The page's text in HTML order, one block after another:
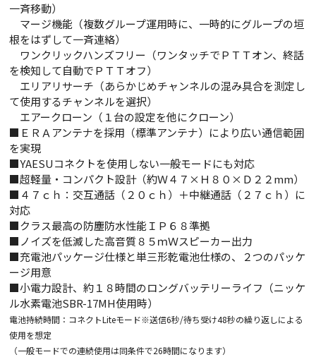
一斉移動）
マージ機能（複数グループ運用時に、一時的にグループの垣
根をはずして一斉連絡）
ワンクリックハンズフリー（ワンタッチでＰＴＴオン、終話
を検知して自動でＰＴＴオフ）
エリアリサーチ（あらかじめチャンネルの混み具合を測定し
て使用するチャンネルを選択）
エアークローン（１台の設定を他にクローン）
■ＥＲＡアンテナを採用（標準アンテナ）により広い通信範囲
を実現
■YAESUコネクトを使用しない一般モードにも対応
■超軽量・コンパクト設計（約Ｗ４７×Ｈ８０×Ｄ２２mm）
■４７ｃｈ：交互通話（２０ｃｈ）＋中継通話（２７ｃｈ）に
対応
■クラス最高の防塵防水性能ＩＰ６８準拠
■ノイズを低滅した高音質８５ｍＷスピーカー出力
■充電池パッケージ仕様と単三形乾電池仕様の、２つのパッケ
ージ用意
■小電力設計、約１８時間のロングバッテリーライフ（ニッケ
ル水素電池SBR-17MH使用時）
電池持続時間：コネクトLiteモード※送信6秒/待ち受け48秒の繰り返しによる
使用を想定
（一般モードでの連続使用は同条件で26時間になります）